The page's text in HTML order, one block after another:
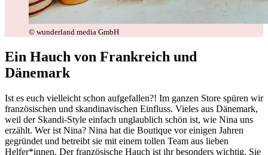
© wunderland media GmbH
Ein Hauch von Frankreich und
Dänemark
Ist es euch vielleicht schon aufgefallen?! Im ganzen Store spüren wir
französischen und skandinavischen Einfluss. Vieles aus Dänemark,
weil der Skandi-Style einfach unglaublich schön ist, wie Nina uns
erzählt. Wer ist Nina? Nina hat die Boutique vor einigen Jahren
gegründet und betreibt sie mit einem tollen Team aus lieben
Helfer*innen. Der französische Hauch ist ihr besonders wichtig. Sie